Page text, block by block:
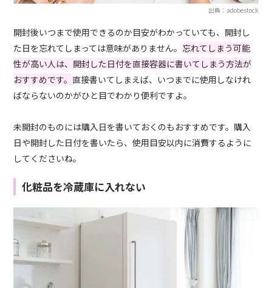
出典：adobestock
開封後いつまで使用できるのか目安がわかっていても、開封し
た日を忘れてしまっては意味がありません。 忘れてしまう可能
性が高い人は、開封した日付を直接容器に書いてしまう方法が
おすすめです。直接書いてしまえば、いつまでに使用しなけれ
ばならないのかがひと目でわかり便利ですよ。
未開封のものには購入日を書いておくのもおすすめです。購入
日や開封した日付を書いたら、使用目安以内に消費するように
してくださいね。
化粧品を冷蔵庫に入れない